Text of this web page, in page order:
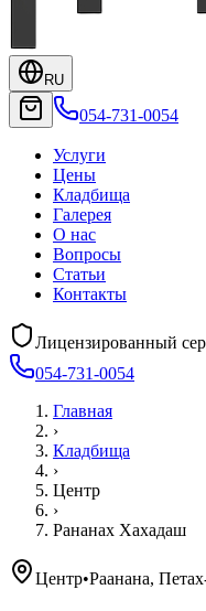
RU
054-731-0054
Услуги
Цены
Кладбища
Галерея
О нас
Вопросы
Статьи
Контакты
Лицензированный
054-731-0054
Главная
›
Кладбища
›
Центр
›
Рананах Хахадаш
Центр•Раанана,